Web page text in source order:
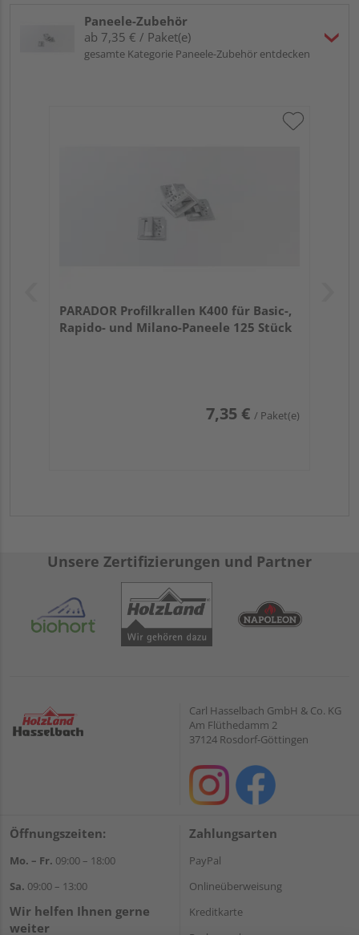
Paneele-Zubehör
ab 7,35 € / Paket(e)
gesamte Kategorie Paneele-Zubehör entdecken
PARADOR Profilkrallen K400 für Basic-,
Rapido- und Milano-Paneele 125 Stück
7,35 € / Paket(e)
Unsere Zertifizierungen und Partner
Carl Hasselbach GmbH & Co. KG
Am Flüthedamm 2
37124 Rosdorf-Göttingen
Öffnungszeiten:
Mo. – Fr. 09:00 – 18:00
Sa. 09:00 – 13:00
Wir helfen Ihnen gerne
weiter
Zahlungsarten
PayPal
Onlineüberweisung
Kreditkarte